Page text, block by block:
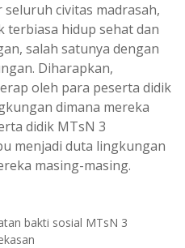
civitas madrasah,
terbiasa hidup sehat dan
salah satunya dengan
Diharapkan,
oleh para peserta didik
dimana mereka
didik MTsN 3
menjadi duta lingkungan
masing-masing.
bakti sosial MTsN 3